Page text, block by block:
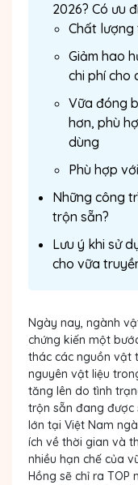
2026? Có ưu
Chất
Giảm hao
chi phí cho
Vữa đóng
hơn, phù
dùng
Phù hợp
Những công
trộn sẵn?
Lưu ý khi sử
cho vữa
Ngày nay, ngành
chứng kiến một
thác các nguồn vật
nguyên vật liệu
tăng lên do tình
trộn sẵn đang được
lớn tại Việt Nam
ích về thời gian và
nhiều hạn chế của
Hồng sẽ chỉ ra TOP